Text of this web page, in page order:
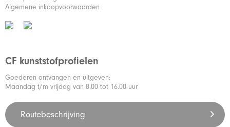
Algemene inkoopvoorwaarden
CF kunststofprofielen
Goederen ontvangen en uitgeven:
Maandag t/m vrijdag van 8.00 tot 16.00 uur
Routebeschrijving